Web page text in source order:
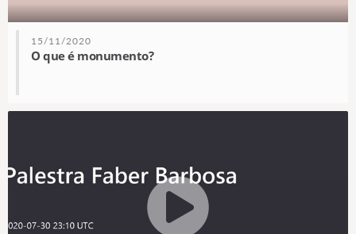
15/11/2020
O que é monumento?